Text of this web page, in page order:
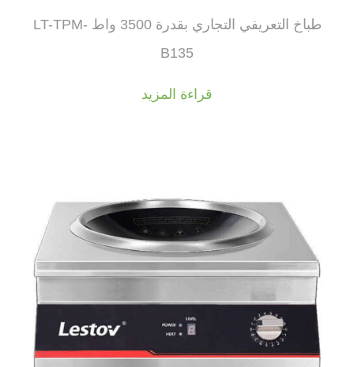
طباخ التعريفي التجاري بقدرة 3500 واط LT-TPM-
B135
قراءة المزيد